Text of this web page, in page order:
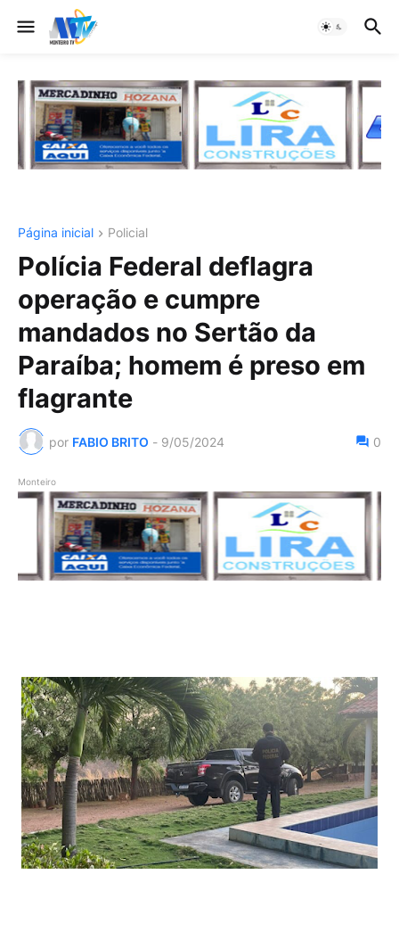
Página inicial Policial
Polícia Federal deflagra
operação e cumpre
mandados no Sertão da
Paraíba; homem é preso em
flagrante
por FABIO BRITO - 9/05/2024 0
Monteiro